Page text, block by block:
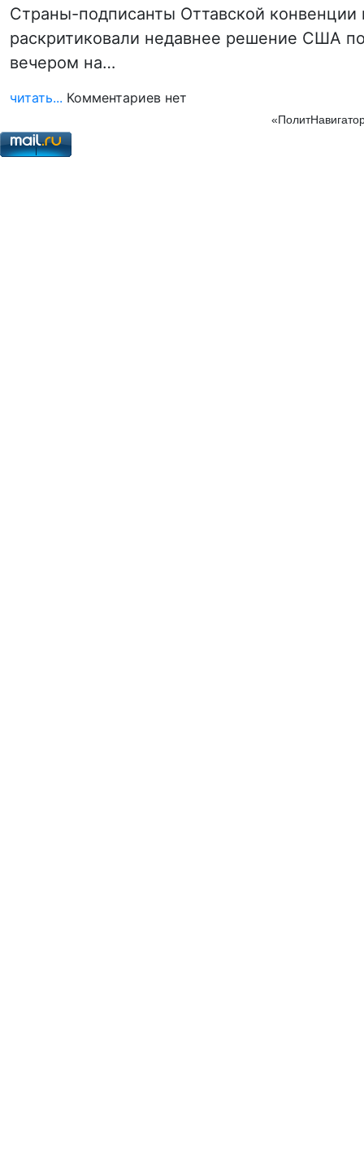
Страны-подписанты Оттавской
раскритиковали недавнее решение США
вечером на…
читать... Комментариев нет